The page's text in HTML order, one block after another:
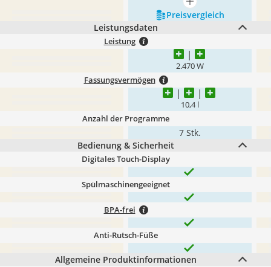
mehr anzeigen
Preis­vergleich
Leistungsdaten
Leistung
2.470 W
Fassungsvermögen
10,4 l
Anzahl der Programme
7 Stk.
Bedienung & Sicherheit
Digitales Touch-Display
Spülmaschinengeeignet
BPA-frei
Anti-Rutsch-Füße
Allgemeine Produktinformationen